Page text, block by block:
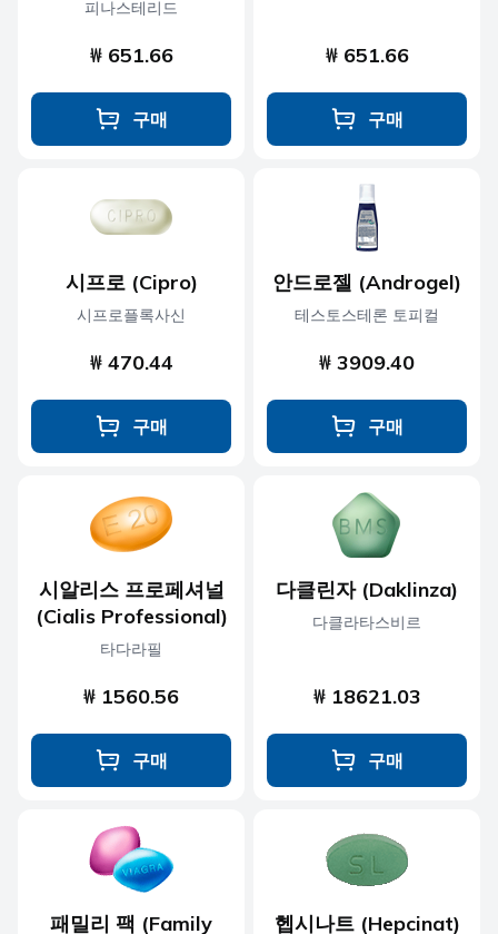
피나스테리드
₩ 651.66
구매
₩ 651.66
구매
시프로 (Cipro)
시프로플록사신
₩ 470.44
구매
안드로젤 (Androgel)
테스토스테론 토피컬
₩ 3909.40
구매
시알리스 프로페셔널
(Cialis Professional)
타다라필
₩ 1560.56
구매
다클린자 (Daklinza)
다클라타스비르
₩ 18621.03
구매
패밀리 팩 (Family 헵시나트 (Hepcinat)